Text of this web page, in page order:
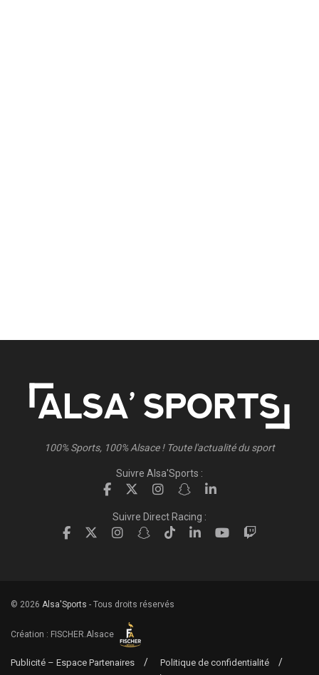
100% Sports, 100% Alsace ! Toute l'actualité du sport
Suivre Alsa'Sports :
Suivre Direct Racing :
© 2026 Alsa'Sports - Tous droits réservés
Création : FISCHER.Alsace
Publicité – Espace Partenaires
Politique de confidentialité